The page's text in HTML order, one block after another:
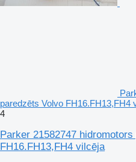
paredzēts Volvo FH16.FH13,FH4
4
Parker 21582747
FH16.FH13,FH4 vilcēja